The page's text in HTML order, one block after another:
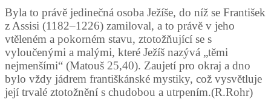
Byla to právě jedinečná osoba Ježíše, do níž se František
z Assisi (1182–1226) zamiloval, a to právě v jeho
vtěleném a pokorném stavu, ztotožňující se s
vyloučenými a malými, které Ježíš nazývá „těmi
nejmenšími“ (Matouš 25,40). Zaujetí pro okraj a dno
bylo vždy jádrem františkánské mystiky, což vysvětluje
její trvalé ztotožnění s chudobou a utrpením.(R.Rohr)